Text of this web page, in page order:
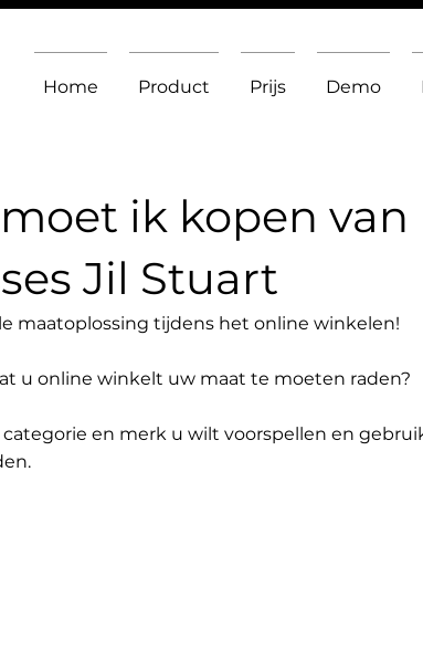
Home Product Prijs Demo
ik kopen van
Jil Stuart
maatoplossing tijdens het online winkelen!
u online winkelt uw maat te moeten raden?
en merk u wilt voorspellen en